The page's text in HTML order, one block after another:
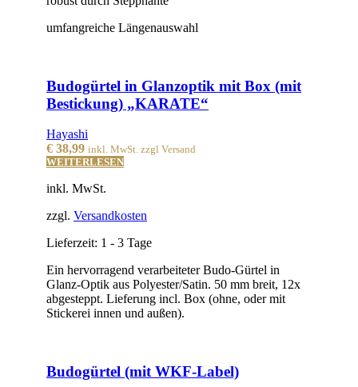
umfangreiche Längenauswahl
Budogürtel in Glanzoptik mit Box (mit
Bestickung) „KARATE“
Hayashi
€ 38,99 inkl. MwSt. zzgl Versand
WEITERLESEN
inkl. MwSt.
zzgl. Versandkosten
Lieferzeit: 1 - 3 Tage
Ein hervorragend verarbeiteter Budo-Gürtel in
Glanz-Optik aus Polyester/Satin. 50 mm breit, 12x
abgesteppt. Lieferung incl. Box (ohne, oder mit
Stickerei innen und außen).
Budogürtel (mit WKF-Label)